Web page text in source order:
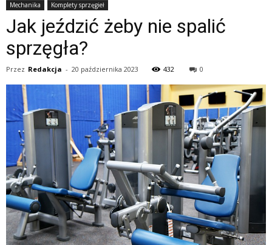
Mechanika Komplety sprzęgieł
Jak jeździć żeby nie spalić
sprzęgła?
Przez Redakcja - 20 października 2023 432 0